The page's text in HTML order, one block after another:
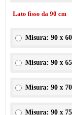
Lato fisso da 90 cm
Misura: 90 x
Misura: 90 x
Misura: 90 x
Misura: 90 x